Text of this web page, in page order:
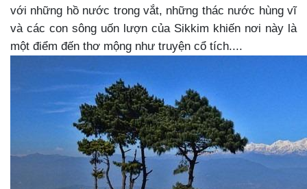
với những hồ nước trong vắt, những thác nước hùng vĩ
và các con sông uốn lượn của Sikkim khiến nơi này là
một điểm đến thơ mộng như truyện cổ tích....